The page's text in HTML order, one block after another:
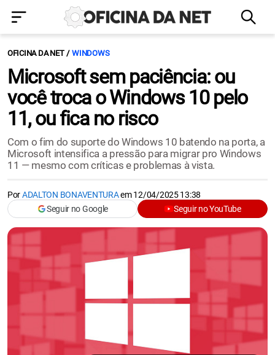
OFICINA DA NET WINDOWS
Microsoft sem paciência: ou
você troca o Windows 10 pelo
11, ou fica no risco
Com o fim do suporte do Windows 10 batendo na porta, a
Microsoft intensifica a pressão para migrar pro Windows
11 — mesmo com críticas e problemas à vista.
PorADALTON BONAVENTURAem12/04/2025 13:38
Seguir no Google
Seguir no YouTube